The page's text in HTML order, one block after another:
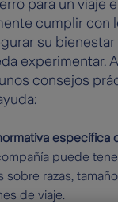
para un viaje
cumplir con
su bienestar
experimentar.
consejos
específica
puede
sobre razas,
de viaje.